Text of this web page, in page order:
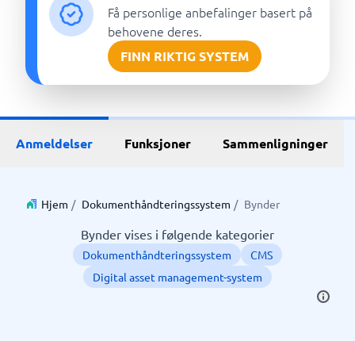
Få personlige anbefalinger basert på
behovene deres.
FINN RIKTIG SYSTEM
Anmeldelser Funksjoner Sammenligninger
Hjem / Dokumenthåndteringssystem / Bynder
Bynder vises i følgende kategorier
Dokumenthåndteringssystem
CMS
Digital asset management-system